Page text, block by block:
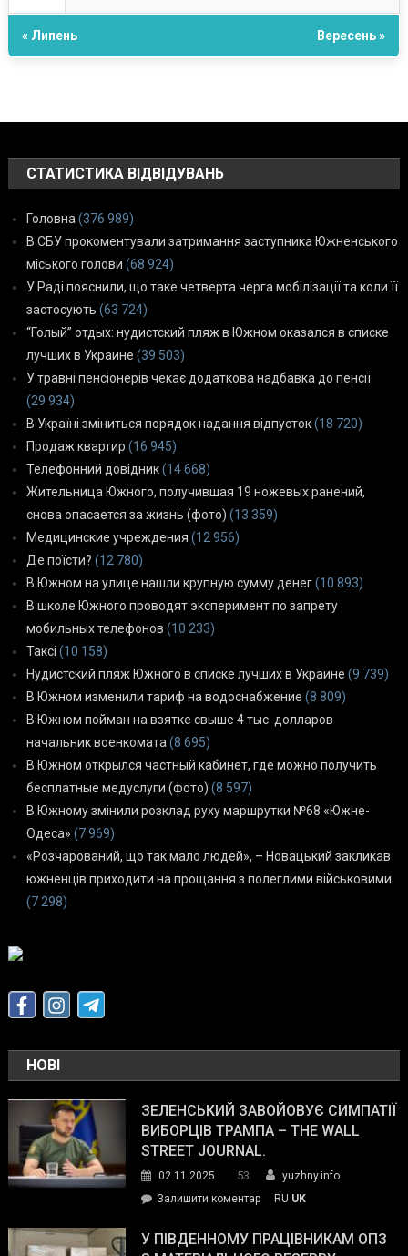
« Липень Вересень »
СТАТИСТИКА ВІДВІДУВАНЬ
Головна(376 989)
В СБУ прокоментували затримання заступника Южненського
міського голови (68 924)
У Раді пояснили, що таке четверта черга мобілізації та коли її
застосують (63 724)
“Голый” отдых: нудистский пляж в Южном оказался в списке
лучших в Украине (39 503)
У травні пенсіонерів чекає додаткова надбавка до пенсії
(29 934)
В Україні зміниться порядок надання відпусток(18 720)
Продаж квартир (16 945)
Телефонний довідник(14 668)
Жительница Южного, получившая 19 ножевых ранений,
снова опасается за жизнь (фото) (13 359)
Медицинские учреждения (12 956)
Де поїсти? (12 780)
В Южном на улице нашли крупную сумму денег(10 893)
В школе Южного проводят эксперимент по запрету
мобильных телефонов (10 233)
Таксі (10 158)
Нудистский пляж Южного в списке лучших в Украине (9 739)
В Южном изменили тариф на водоснабжение (8 809)
В Южном пойман на взятке свыше 4 тыс. долларов
начальник военкомата(8 695)
В Южном открылся частный кабинет, где можно получить
бесплатные медуслуги (фото) (8 597)
В Южному змінили розклад руху маршрутки №68 «Южне-
Одеса» (7 969)
«Розчарований, що так мало людей», – Новацький закликав
южненців приходити на прощання з полеглими військовими
(7 298)
НОВІ
ЗЕЛЕНСЬКИЙ ЗАВОЙОВУЄ СИМПАТІЇ
ВИБОРЦІВ ТРАМПА – THE WALL
STREET JOURNAL.
02.11.2025 53
yuzhny.info
Залишити коментарon
завойовує
RU UK
У ПІВДЕННОМУ ПРАЦІВНИКАМ ОПЗ